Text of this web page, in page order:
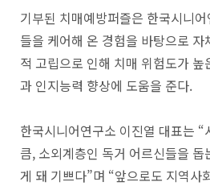
기부된 치매예방퍼즐은 한국시니
들을 케어해 온 경험을 바탕으로
적 고립으로 인해 치매 위험도가
과 인지능력 향상에 도움을 준다.
한국시니어연구소 이진열 대표는
큼, 소외계층인 독거 어르신들을
게 돼 기쁘다”며 “앞으로도 지역사